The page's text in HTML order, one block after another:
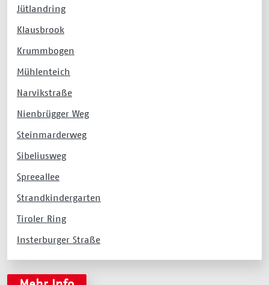
Jütlandring
Klausbrook
Krummbogen
Mühlenteich
Narvikstraße
Nienbrügger Weg
Steinmarderweg
Sibeliusweg
Spreeallee
Strandkindergarten
Tiroler Ring
Insterburger Straße